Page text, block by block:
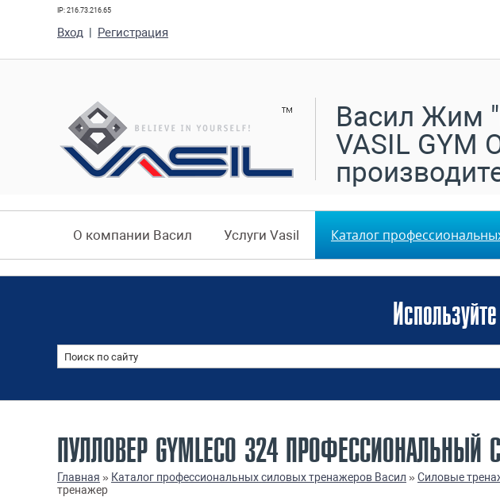
IP: 216.73.216.65
Вход | Регистрация
Васил Жим
VASIL GYM
О компании Васил Услуги Vasil Каталог
ПУЛЛОВЕР GYMLECO 324
Главная » Каталог профессиональных силовых тренажеров Васил »Силовые
тренажер